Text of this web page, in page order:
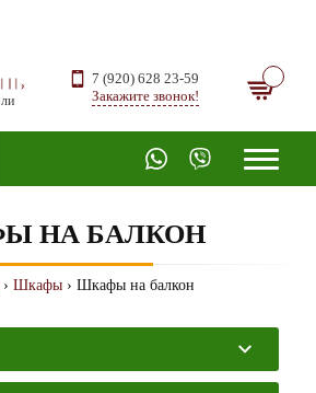
7 (920) 628 23-59
Закажите звонок!
НА БАЛКОН
› Шкафы › Шкафы на балкон